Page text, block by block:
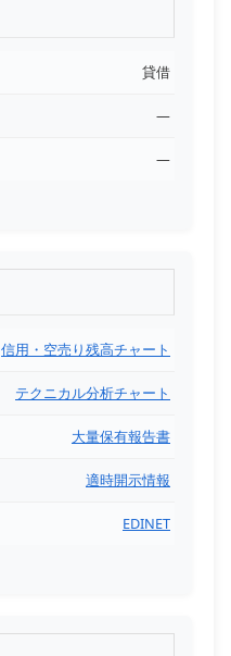
貸借
―
―
信用・空売り残高チャート
テクニカル分析チャート
大量保有報告書
適時開示情報
EDINET